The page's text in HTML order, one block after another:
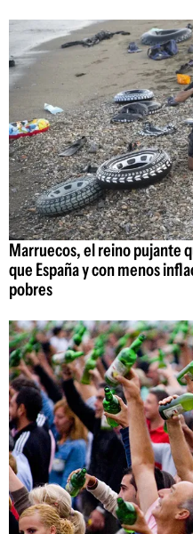
Marruecos, el reino pujante
que España y con menos
pobres